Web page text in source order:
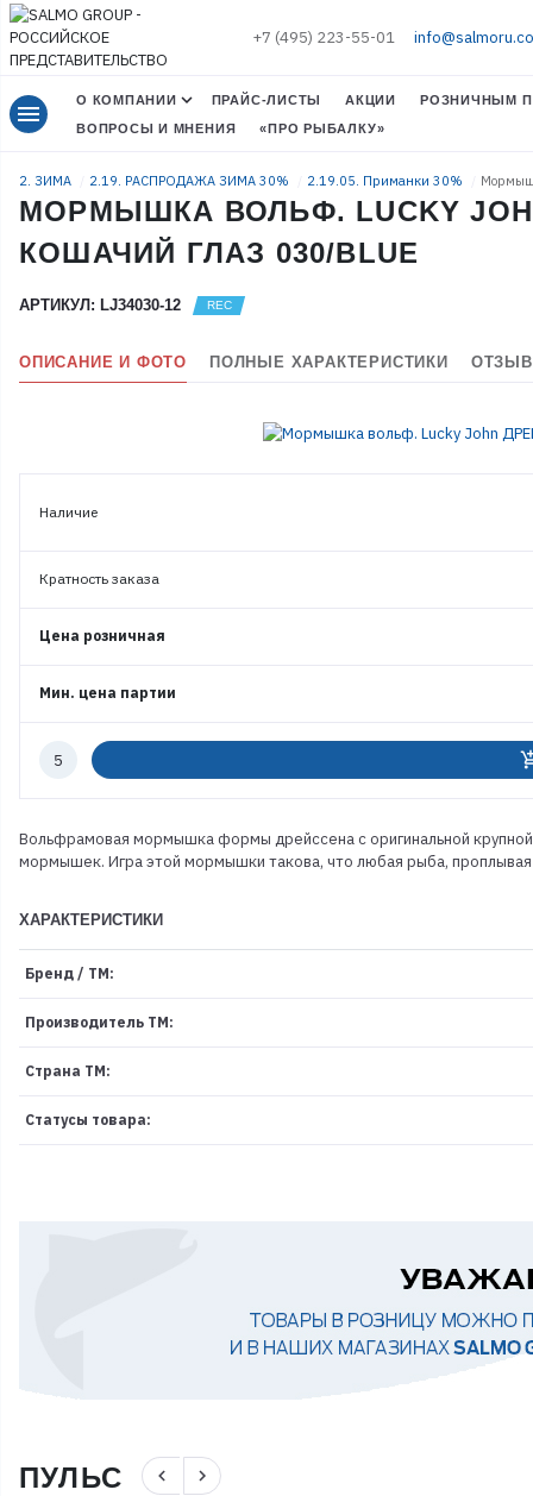
+7 (495) 223-55-01
menu О КОМПАНИИ ПРАЙС-ЛИСТЫ АКЦИИ
РОЗНИЧНЫМ
ВОПРОСЫ И МНЕНИЯ
«ПРО РЫБАЛКУ»
2. ЗИМА 2.19. РАСПРОДАЖА ЗИМА 30% 2.19.05. Приманки 30%
МОРМЫШКА ВОЛЬФ. LUCKY
КОШАЧИЙ ГЛАЗ 030/BLUE
АРТИКУЛ: LJ34030-12
ОПИСАНИЕ И ФОТО ПОЛНЫЕ ХАРАКТЕРИСТИКИ
Наличие
Кратность заказа
Цена розничная
Мин. цена партии
Количество
Вольфрамовая мормышка формы дрейссена с оригинальной
мормышек. Игра этой мормышки такова, что любая рыба, проплывая
ХАРАКТЕРИСТИКИ
Бренд / ТМ:
Производитель ТМ:
Страна ТМ:
Статусы товара:
ПУЛЬС navigate_before navigate_next